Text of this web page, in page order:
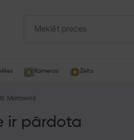
Kameras Zelts
Morrowind
ir pārdota